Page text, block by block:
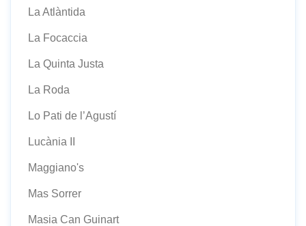
La Atlàntida
La Focaccia
La Quinta Justa
La Roda
Lo Pati de l’Agustí
Lucània II
Maggiano's
Mas Sorrer
Masia Can Guinart